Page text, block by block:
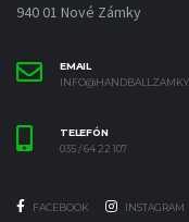
940 01 Nové Zámky
EMAIL
TELEFÓN
035 / 64 22 107
FACEBOOK INSTAGRAM